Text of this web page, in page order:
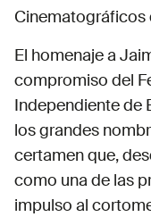
Cinematográficos
El homenaje a
compromiso del
Independiente de
los grandes
certamen que,
como una de las
impulso al